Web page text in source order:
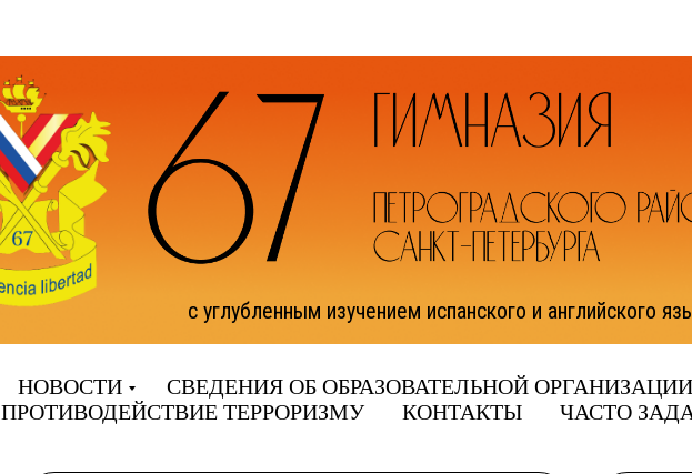
с углубленным изучением испанского и английского
НОВОСТИ
СВЕДЕНИЯ ОБ ОБРАЗОВАТЕЛЬНОЙ ОРГАНИЗАЦИИ
ПРОТИВОДЕЙСТВИЕ ТЕРРОРИЗМУ
КОНТАКТЫ ЧАСТО